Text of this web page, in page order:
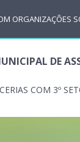
ORGANIZAÇÕES
DE
COM 3º